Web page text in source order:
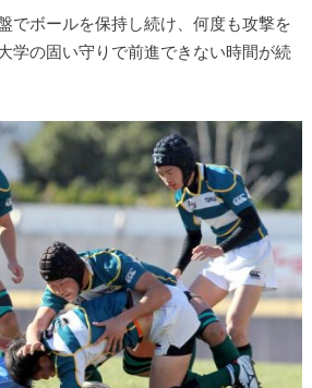
でボールを保持し続け、何度も攻撃を
学の固い守りで前進できない時間が続